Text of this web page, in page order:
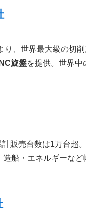
り、世界最大級の切
旋盤を提供。世界中
販売台数は1万台超。
船・エネルギーなど